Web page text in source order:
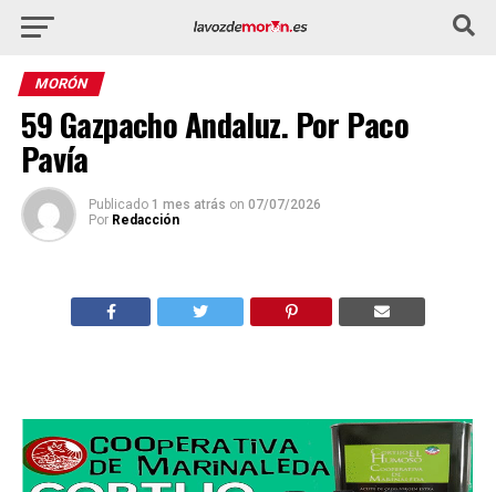
MORÓN
59 Gazpacho Andaluz. Por Paco
Pavía
Publicado 1 mes atrás on 07/07/2026
Por Redacción